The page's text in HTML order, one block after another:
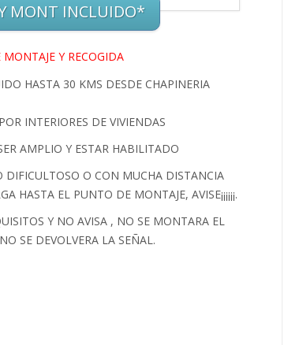
MONT INCLUIDO*
MONTAJE Y RECOGIDA
HASTA 30 KMS DESDE CHAPINERIA
INTERIORES DE VIVIENDAS
AMPLIO Y ESTAR HABILITADO
DIFICULTOSO O CON MUCHA DISTANCIA
HASTA EL PUNTO DE MONTAJE, AVISE¡¡¡¡¡¡.
Y NO AVISA , NO SE MONTARA EL
SE DEVOLVERA LA SEÑAL.